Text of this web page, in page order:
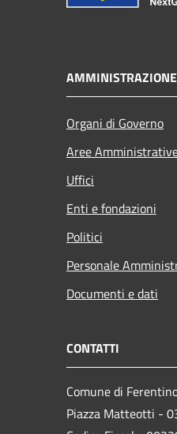
AMMINISTRAZIONE
Organi di Governo
Aree
Uffici
Enti e fondazioni
Politici
Personale
Documenti e dati
CONTATTI
Comune di
Piazza Matteotti -